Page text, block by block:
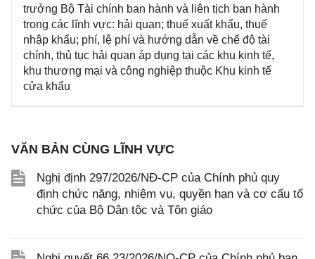
trưởng Bộ Tài chính ban hành và liên tịch ban hành
trong các lĩnh vực: hải quan; thuế xuất khẩu, thuế
nhập khẩu; phí, lệ phí và hướng dẫn về chế độ tài
chính, thủ tục hải quan áp dụng tại các khu kinh tế,
khu thương mại và công nghiệp thuộc Khu kinh tế
cửa khẩu
VĂN BẢN CÙNG LĨNH VỰC
Nghị định 297/2026/NĐ-CP của Chính phủ quy
định chức năng, nhiệm vụ, quyền hạn và cơ cấu tổ
chức của Bộ Dân tộc và Tôn giáo